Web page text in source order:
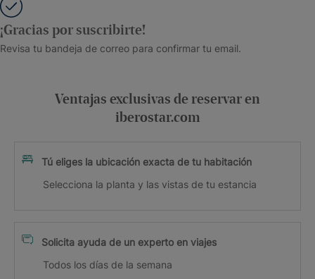
¡Gracias por suscribirte!
Revisa tu bandeja de correo para confirmar tu email.
Ventajas exclusivas de reservar en
iberostar.com
Tú eliges la ubicación exacta de tu habitación
Selecciona la planta y las vistas de tu estancia
Solicita ayuda de un experto en viajes
Todos los días de la semana